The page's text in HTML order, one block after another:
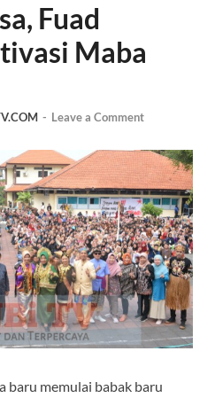
Fuad
Maba
- Leave a Comment
baru memulai babak baru